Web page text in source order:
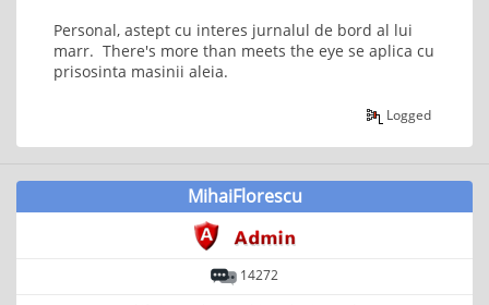
Personal, astept cu interes jurnalul de bord al lui
marr. There's more than meets the eye se aplica cu
prisosinta masinii aleia.
Logged
MihaiFlorescu
14272